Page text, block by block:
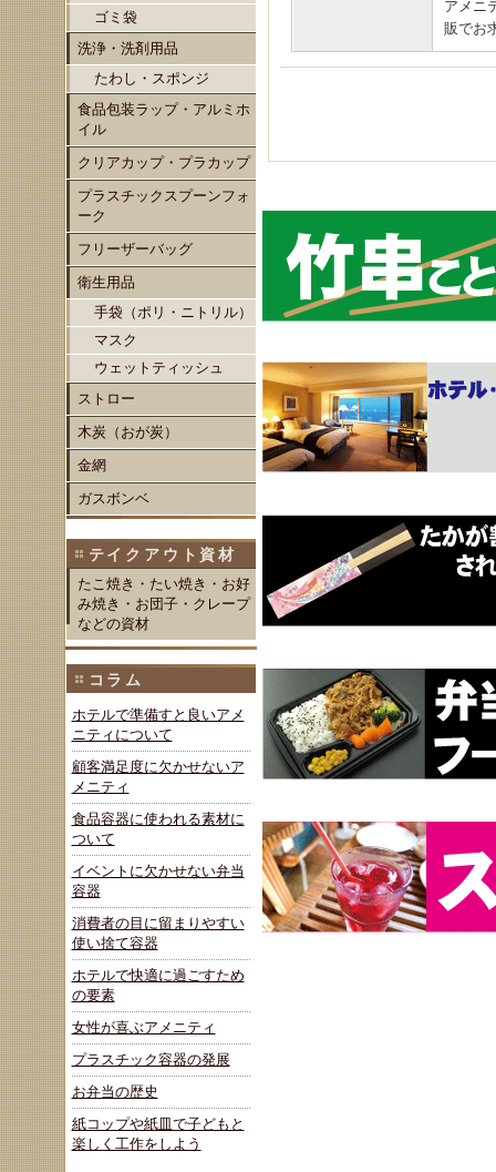
ゴミ袋
洗浄・洗剤用品
たわし・スポンジ
食品包装ラップ・アルミホ
イル
クリアカップ・プラカップ
プラスチックスプーンフォ
ーク
フリーザーバッグ
衛生用品
手袋（ポリ・ニトリル）
マスク
ウェットティッシュ
ストロー
木炭（おが炭）
金網
ガスボンベ
テイクアウト資材
たこ焼き・たい焼き・お好
み焼き・お団子・クレープ
などの資材
コラム
ホテルで準備すと良いアメ
ニティについて
顧客満足度に欠かせないア
メニティ
食品容器に使われる素材に
ついて
イベントに欠かせない弁当
容器
消費者の目に留まりやすい
使い捨て容器
ホテルで快適に過ごすため
の要素
女性が喜ぶアメニティ
プラスチック容器の発展
お弁当の歴史
紙コップや紙皿で子どもと
楽しく工作をしよう
アメニ
販でお